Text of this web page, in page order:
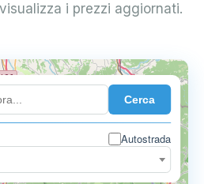
i prezzi aggiornati.
Cerca
Autostrada